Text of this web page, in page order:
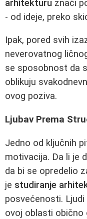
arhitekturu znači
- od ideje, preko
Ipak, pored svih
neverovatnog
se sposobnost da
oblikuju
ovog poziva.
Ljubav Prema
Jedno od ključnih
motivacija. Da li je
da bi se opredelio
je studiranje
posvećenosti.
ovoj oblasti obično